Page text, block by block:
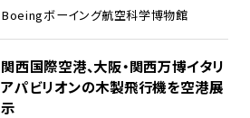
Boeingボーイング航空科学博物館
関西国際空港、大阪・関西万博イタリ
アパビリオンの木製飛行機を空港展
示